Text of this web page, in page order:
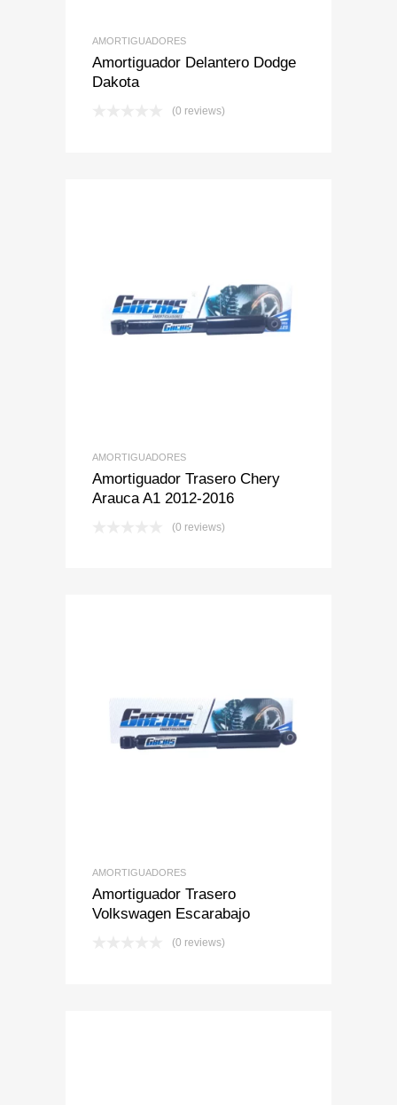
AMORTIGUADORES
Amortiguador Delantero Dodge
Dakota
(0 reviews)
Add to Wishlist
Add to Compare
AMORTIGUADORES
Amortiguador Trasero Chery
Arauca A1 2012-2016
(0 reviews)
Add to Wishlist
Add to Compare
AMORTIGUADORES
Amortiguador Trasero
Volkswagen Escarabajo
(0 reviews)